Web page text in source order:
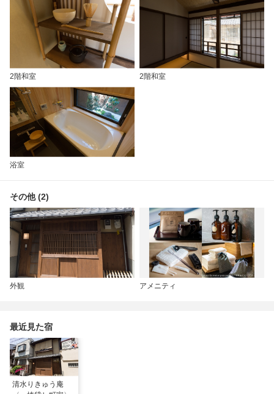
2階和室 2階和室
浴室
その他 (2)
外観 アメニティ
最近見た宿
清水りきゅう庵